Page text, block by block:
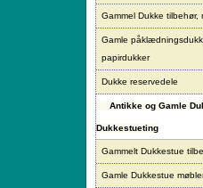
Gammel Dukke tilbehør,
Gamle
papirdukker
Dukke reservedele
Antikke og Gamle
Dukkestueting
Gammelt Dukkestue
Gamle Dukkestue